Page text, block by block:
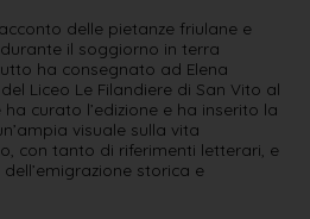
delle pietanze friulane e
il soggiorno in terra
ha consegnato ad Elena
Liceo Le Filandiere di San Vito al
curato l’edizione e ha inserito la
visuale sulla vita
con tanto di riferimenti letterari, e
storica e